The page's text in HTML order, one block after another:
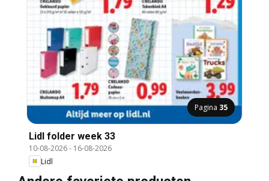
Pagina 35
Lidl folder week 33
10-08-2026- 16-08-2026
Lidl